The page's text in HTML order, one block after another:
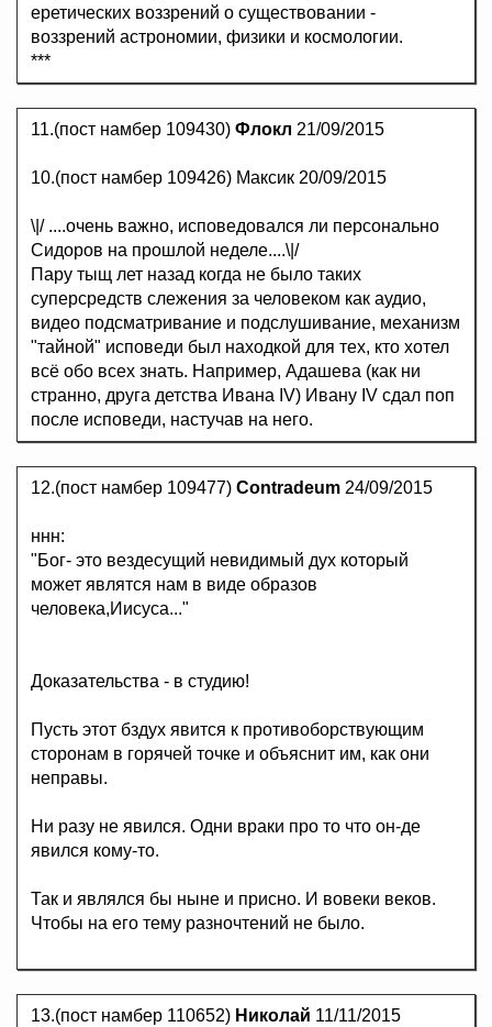
еретических воззрений о существовании -
воззрений астрономии, физики и космологии.
***
11.(пост намбер 109430) Флокл 21/09/2015
10.(пост намбер 109426) Максик 20/09/2015
\|/ ....очень важно, исповедовался ли персонально
Сидоров на прошлой неделе....\|/
Пару тыщ лет назад когда не было таких
суперсредств слежения за человеком как аудио,
видео подсматривание и подслушивание, механизм
"тайной" исповеди был находкой для тех, кто хотел
всё обо всех знать. Например, Адашева (как ни
странно, друга детства Ивана IV) Ивану IV сдал поп
после исповеди, настучав на него.
12.(пост намбер 109477) Contradeum 24/09/2015
ннн:
"Бог- это вездесущий невидимый дух который
может являтся нам в виде образов
человека,Иисуса..."
Доказательства - в студию!
Пусть этот бздух явится к противоборствующим
сторонам в горячей точке и объяснит им, как они
неправы.
Ни разу не явился. Одни враки про то что он-де
явился кому-то.
Так и являлся бы ныне и присно. И вовеки веков.
Чтобы на его тему разночтений не было.
13.(пост намбер 110652) Николай 11/11/2015